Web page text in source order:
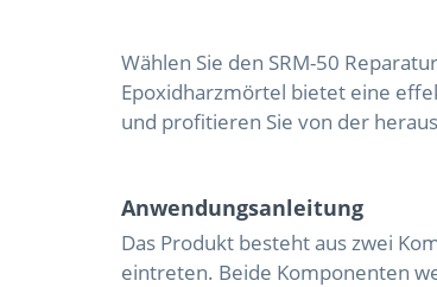
Wählen Sie den SRM-50
Epoxidharzmörtel bietet eine
und profitieren Sie von der
Anwendungsanleitung
Das Produkt besteht aus zwei
eintreten. Beide Komponenten